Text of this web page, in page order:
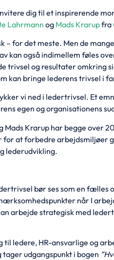
dig til et inspirerende
Lahrmann og Mads Krarupfra
– for det meste. Men de
kan også indimellem føles
trivsel og resultater omkring
kan bringe lederens trivsel i
vi ned i ledertrivsel. Et
egen og organisationens
Mads Krarup har begge over
for at forbedre arbejdsmiljøer
lederudvikling.
bør ses som en fælles
når I
arbejde strategisk med
ledere, HR-ansvarlige og
udgangspunkt i bogen